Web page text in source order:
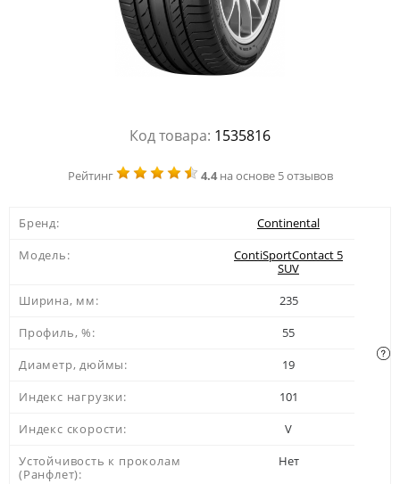
Код товара: 1535816
Рейтинг 4.4на основе 5 отзывов
Бренд:
Continental
Модель:
ContiSportContact 5
SUV
Ширина, мм:
235
Профиль, %:
55
Диаметр, дюймы:
19
Индекс нагрузки:
101
Индекс скорости:
V
Устойчивость к проколам
(Ранфлет):
Нет